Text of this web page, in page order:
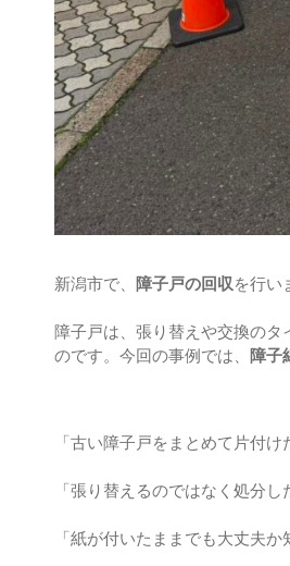
新潟市で、 障子戸の回収を行い
障子戸は、張り替えや交換の
のです。今回の事例では、 障子
「古い障子戸をまとめて片付け
「張り替えるのではなく処分し
「紙が付いたままでも大丈夫か